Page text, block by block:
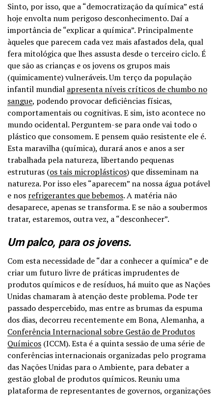
Sinto, por isso, que a “democratização da química” está
hoje envolta num perigoso desconhecimento. Daí a
importância de “explicar a química”. Principalmente
àqueles que parecem cada vez mais afastados dela, qual
fera mitológica que lhes assusta desde o terceiro ciclo. É
que são as crianças e os jovens os grupos mais
(quimicamente) vulneráveis. Um terço da população
infantil mundial apresenta níveis críticos de chumbo no
sangue, podendo provocar deficiências físicas,
comportamentais ou cognitivas. E sim, isto acontece no
mundo ocidental. Perguntem-se para onde vai todo o
plástico que consomem. E pensem quão resistente ele é.
Esta maravilha (química), durará anos e anos a ser
trabalhada pela natureza, libertando pequenas
estruturas (os tais microplásticos) que disseminam na
natureza. Por isso eles “aparecem” na nossa água potável
e nos refrigerantes que bebemos. A matéria não
desaparece, apenas se transforma. E se não a soubermos
tratar, estaremos, outra vez, a “desconhecer”.
Um palco, para os jovens.
Com esta necessidade de “dar a conhecer a química” e de
criar um futuro livre de práticas imprudentes de
produtos químicos e de resíduos, há muito que as Nações
Unidas chamaram à atenção deste problema. Pode ter
passado despercebido, mas entre as brumas da espuma
dos dias, decorreu recentemente em Bona, Alemanha, a
Conferência Internacional sobre Gestão de Produtos
Químicos (ICCM). Esta é a quinta sessão de uma série de
conferências internacionais organizadas pelo programa
das Nações Unidas para o Ambiente, para debater a
gestão global de produtos químicos. Reuniu uma
plataforma de representantes de governos, organizações